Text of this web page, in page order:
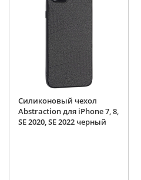
Силиконовый чехол
Abstraction для iPhone 7, 8,
SE 2020, SE 2022 черный